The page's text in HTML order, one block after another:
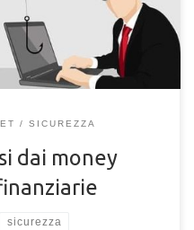
SICUREZZA
dai money
sicurezza